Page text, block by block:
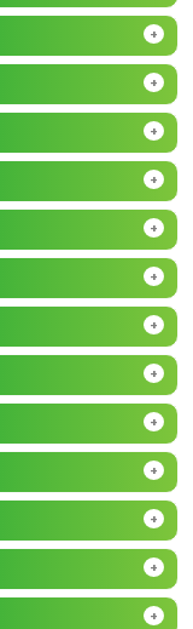
+
+
+
+
+
+
+
+
+
+
+
+
+